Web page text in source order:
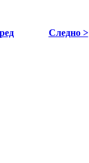
Следно >